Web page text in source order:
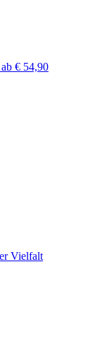
ab € 54,90
Vielfalt